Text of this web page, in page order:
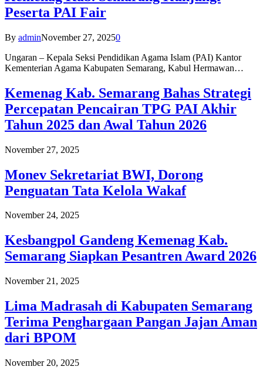
Peserta PAI Fair
By adminNovember 27, 20250
Ungaran – Kepala Seksi Pendidikan Agama Islam (PAI) Kantor
Kementerian Agama Kabupaten Semarang, Kabul Hermawan…
Kemenag Kab. Semarang Bahas Strategi
Percepatan Pencairan TPG PAI Akhir
Tahun 2025 dan Awal Tahun 2026
November 27, 2025
Monev Sekretariat BWI, Dorong
Penguatan Tata Kelola Wakaf
November 24, 2025
Kesbangpol Gandeng Kemenag Kab.
Semarang Siapkan Pesantren Award 2026
November 21, 2025
Lima Madrasah di Kabupaten Semarang
Terima Penghargaan Pangan Jajan Aman
dari BPOM
November 20, 2025